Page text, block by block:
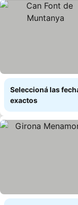
Seleccioná las
exactos